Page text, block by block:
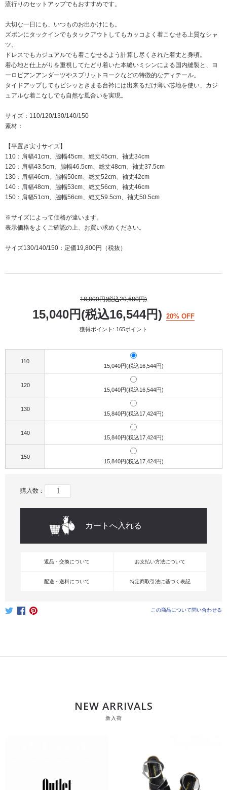
流行りのセットアップでもおすすめです。
大切な一日にも、いつものお出かけにも。
ズボンにタックインでもタックアウトしてもカッコよく着こなせる上質なシャ
ツ。
ドレスでもカジュアルでも着こなせるよう計算し尽くされた着丈と身頃。
着心地と仕上がりを重視してたどり着いた本縫いミシンによる国内縫製と、ヨ
ーロピアンアンダーツやスプリットヨークなどの特徴的なディテール。
タイドアップしてもビシッときまる台衿には出来るだけ薄い芯地を使い、カジ
ュアルな着こなしでも自然な風合いを実現。
サイズ：110/120/130/140/150
素材：
【平置き実寸サイズ】
110：肩幅41cm、脇幅45cm、総丈45cm、袖丈34cm
120：肩幅43.5cm、脇幅46.5cm、総丈48cm、袖丈37.5cm
130：肩幅46cm、脇幅50cm、総丈52cm、袖丈42cm
140：肩幅48cm、脇幅53cm、総丈56cm、袖丈46cm
150：肩幅51cm、脇幅56cm、総丈59.5cm、袖丈50.5cm
※サイズによって価格が違います。
表示価格をよくご確認の上、お買い求めください。
サイズ130/140/150：定価19,800円（税抜）
18,800円(税込20,680円)
15,040円(税込16,544円) 20% OFF
獲得ポイント: 165ポイント
110
15,040円(税込16,544円)
120
15,040円(税込16,544円)
130
15,840円(税込17,424円)
140
15,840円(税込17,424円)
150
15,840円(税込17,424円)
購入数：
返品・交換について お支払い方法について
配送・送料について 特定商取引法に基づく表記
この商品について問い合わせる
NEW ARRIVALS
新入荷